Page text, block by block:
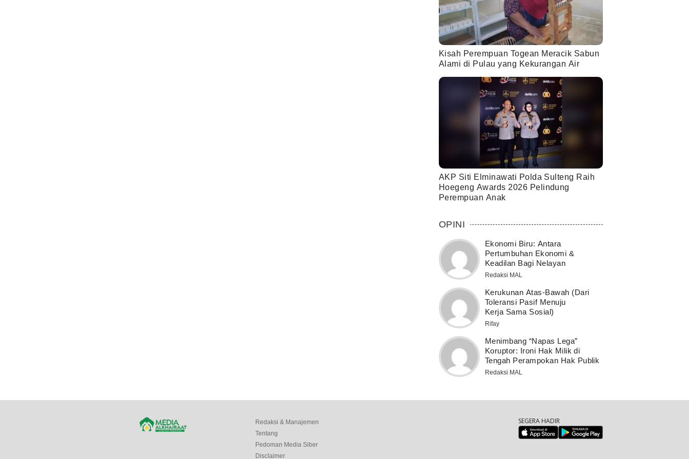
Kisah Perempuan Togean Meracik Sabun
Alami di Pulau yang Kekurangan Air
AKP Siti Elminawati Polda Sulteng Raih
Hoegeng Awards 2026 Pelindung
Perempuan Anak
OPINI
Ekonomi Biru: Antara
Pertumbuhan Ekonomi &
Keadilan Bagi Nelayan
Redaksi MAL
Kerukunan Atas-Bawah (Dari
Toleransi Pasif Menuju
Kerja Sama Sosial)
Rifay
Menimbang “Napas Lega”
Koruptor: Ironi Hak Milik di
Tengah Perampokan Hak Publik
Redaksi MAL
Redaksi & Manajemen
Tentang
Pedoman Media Siber
Disclaimer
SEGERA HADIR